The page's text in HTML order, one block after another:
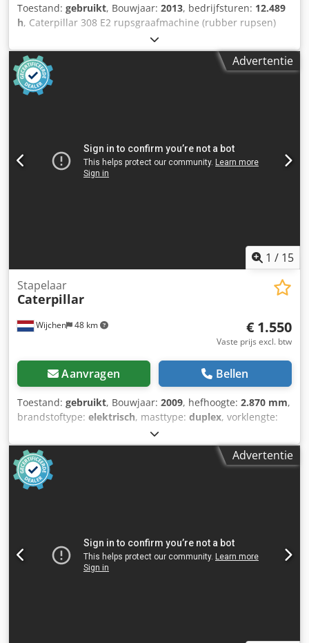
Toestand: gebruikt, Bouwjaar: 2013, bedrijfsturen: 12.489
h, Caterpillar 308 E2 rupsgraafmachine (rubber rupsen)
met blad Credpey I Ibfefx Aaisf ? Bedrijfsuren: ca. 12.489
uur ? Serienummer: CAT0308EATMX01275 Uitrusting: ?
Rubber rupsen ? Planieblad ? Snelwisselsysteem ?
Powertilt ? 4 bakken inbegrepen ? Bouwjaar: 2013 Gewicht:
? Bedrijfsgewicht: ca. 8.300 kg Netto* Alle informatie
Advertentie
1 / 15
Wijchen 48 km
Stapelaar
Caterpillar
€ 1.550
Vaste prijs excl. btw
Aanvragen Bellen
Toestand: gebruikt, Bouwjaar: 2009, hefhoogte: 2.870 mm,
brandstoftype: elektrisch, masttype: duplex, vorklengte:
1.950 mm
mm, totale breedte:850 mm, kleur:zwart, Ledig gewicht:
1.270 kg Hefcapaciteit: 1.200 kg - Bouwjaar: 2009 Cedpfx
Aaszrmglsisrf - Documentatie aanwezig: Ja - └ Type
documentatie: Gebruikershandleiding - CE markering
1140mm - Vorkbreedte: 560mm - Mast: Duplex -
Aandrijving: Elektrisch - Batterij/accu informatie: - └
Merk/Type: PZS 345 - └ Bouwjaar batterij: 2009 - └
Advertentie